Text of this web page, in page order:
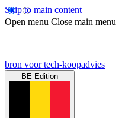
Skip to main content
Open menu Close main menu
bron voor tech-koopadvies
BE Edition